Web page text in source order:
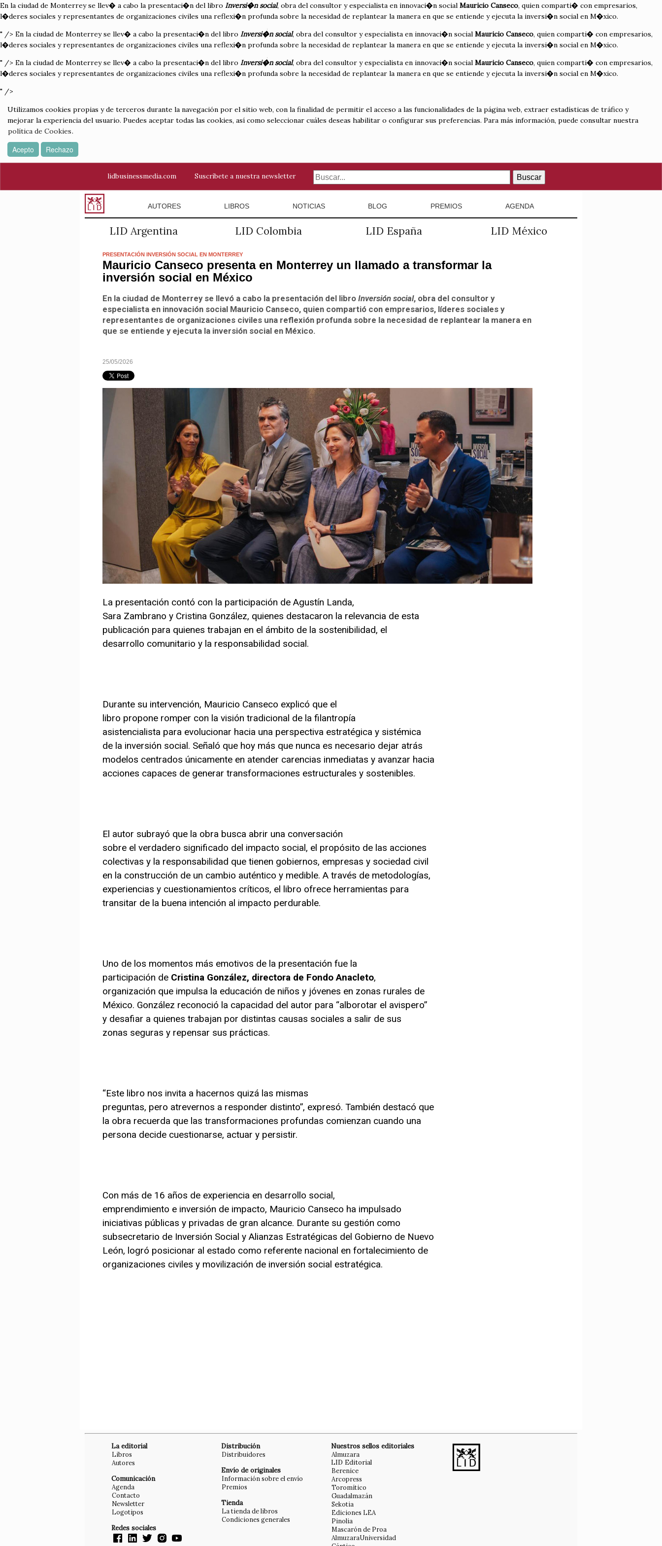
En la ciudad de Monterrey se llev� a cabo la presentaci�n del libro Inversi�n social, obra del consultor y especialista en innovaci�n social Mauricio Canseco, quien comparti� con empresarios,
l�deres sociales y representantes de organizaciones civiles una reflexi�n profunda sobre la necesidad de replantear la manera en que se entiende y ejecuta la inversi�n social en M�xico.
" /> En la ciudad de Monterrey se llev� a cabo la presentaci�n del libro Inversi�n social, obra del consultor y especialista en innovaci�n social Mauricio Canseco, quien comparti� con empresarios,
l�deres sociales y representantes de organizaciones civiles una reflexi�n profunda sobre la necesidad de replantear la manera en que se entiende y ejecuta la inversi�n social en M�xico.
" /> En la ciudad de Monterrey se llev� a cabo la presentaci�n del libro Inversi�n social, obra del consultor y especialista en innovaci�n social Mauricio Canseco, quien comparti� con empresarios,
l�deres sociales y representantes de organizaciones civiles una reflexi�n profunda sobre la necesidad de replantear la manera en que se entiende y ejecuta la inversi�n social en M�xico.
" />
Utilizamos cookies propias y de terceros durante la navegación por el sitio web, con la finalidad de permitir el acceso a las funcionalidades de la página web, extraer estadísticas de tráfico y
mejorar la experiencia del usuario. Puedes aceptar todas las cookies, así como seleccionar cuáles deseas habilitar o configurar sus preferencias. Para más información, puede consultar nuestra
política de Cookies.
Acepto Rechazo
lidbusinessmedia.com Suscríbete a nuestra newsletter Buscar
AUTORES LIBROS NOTICIAS BLOG PREMIOS AGENDA
LID Argentina LID Colombia LID España LID México
PRESENTACIÓN INVERSIÓN SOCIAL EN MONTERREY
Mauricio Canseco presenta en Monterrey un llamado a transformar la
inversión social en México
En la ciudad de Monterrey se llevó a cabo la presentación del libro Inversión social, obra del consultor y
especialista en innovación social Mauricio Canseco, quien compartió con empresarios, líderes sociales y
representantes de organizaciones civiles una reflexión profunda sobre la necesidad de replantear la manera en
que se entiende y ejecuta la inversión social en México.
25/05/2026
La presentación contó con la participación de Agustín Landa,
Sara Zambrano y Cristina González, quienes destacaron la relevancia de esta
publicación para quienes trabajan en el ámbito de la sostenibilidad, el
desarrollo comunitario y la responsabilidad social.
Durante su intervención, Mauricio Canseco explicó que el
libro propone romper con la visión tradicional de la filantropía
asistencialista para evolucionar hacia una perspectiva estratégica y sistémica
de la inversión social. Señaló que hoy más que nunca es necesario dejar atrás
modelos centrados únicamente en atender carencias inmediatas y avanzar hacia
acciones capaces de generar transformaciones estructurales y sostenibles.
El autor subrayó que la obra busca abrir una conversación
sobre el verdadero significado del impacto social, el propósito de las acciones
colectivas y la responsabilidad que tienen gobiernos, empresas y sociedad civil
en la construcción de un cambio auténtico y medible. A través de metodologías,
experiencias y cuestionamientos críticos, el libro ofrece herramientas para
transitar de la buena intención al impacto perdurable.
Uno de los momentos más emotivos de la presentación fue la
participación de Cristina González, directora de Fondo Anacleto,
organización que impulsa la educación de niños y jóvenes en zonas rurales de
México. González reconoció la capacidad del autor para “alborotar el avispero”
y desafiar a quienes trabajan por distintas causas sociales a salir de sus
zonas seguras y repensar sus prácticas.
“Este libro nos invita a hacernos quizá las mismas
preguntas, pero atrevernos a responder distinto”, expresó. También destacó que
la obra recuerda que las transformaciones profundas comienzan cuando una
persona decide cuestionarse, actuar y persistir.
Con más de 16 años de experiencia en desarrollo social,
emprendimiento e inversión de impacto, Mauricio Canseco ha impulsado
iniciativas públicas y privadas de gran alcance. Durante su gestión como
subsecretario de Inversión Social y Alianzas Estratégicas del Gobierno de Nuevo
León, logró posicionar al estado como referente nacional en fortalecimiento de
organizaciones civiles y movilización de inversión social estratégica.
La editorial
Libros
Autores
Comunicación
Agenda
Contacto
Newsletter
Logotipos
Redes sociales
Distribución
Distribuidores
Envío de originales
Información sobre el envío
Premios
Tienda
La tienda de libros
Condiciones generales
Nuestros sellos editoriales
Almuzara
LID Editorial
Berenice
Arcopress
Toromítico
Guadalmazán
Sekotia
Ediciones LEA
Pinolia
Mascarón de Proa
AlmuzaraUniversidad